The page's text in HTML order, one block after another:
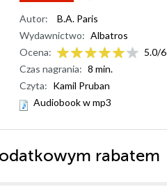
Autor:
B.A. Paris
Wydawnictwo: Albatros
Ocena:
5.0/6
Czas nagrania: 8 min.
Czyta: Kamil Pruban
Audiobook w mp3
rabatem